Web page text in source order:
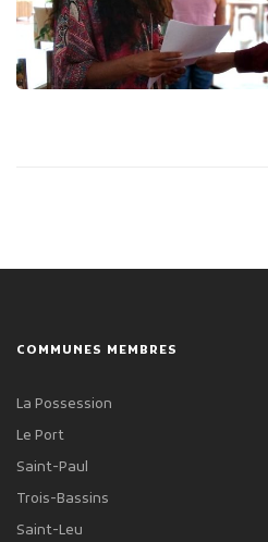
Plans d'accès
COMMUNES MEMBRES
La Possession
Le Port
Saint-Paul
Trois-Bassins
Saint-Leu